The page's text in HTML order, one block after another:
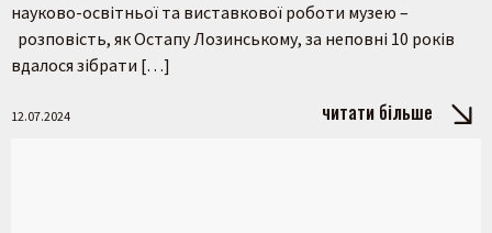
науково-освітньої та виставкової роботи музею –
розповість, як Остапу Лозинському, за неповні 10 років
вдалося зібрати […]
12.07.2024 читати більше